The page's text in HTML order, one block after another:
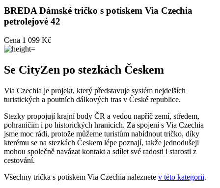
BREDA Dámské tričko s potiskem Via Czechia
petrolejové 42
Cena 1 099 Kč
Se CityZen po stezkách Českem
Via Czechia je projekt, který představuje systém nejdelších
turistických a poutních dálkových tras v České republice.
Stezky propojují krajní body ČR a vedou napříč zemí, středem,
pohraničím i po historických hranicích. Za spojení s Via Czechia
jsme moc rádi, protože můžeme turistům nabídnout tričko, díky
kterému se na stezkách Českem lépe poznají, takže jednodušeji
mohou společně navázat kontakt a sdílet své radosti i starosti z
cestování.
Všechny trička s potiskem Via Czechia naleznete v této kategorii.